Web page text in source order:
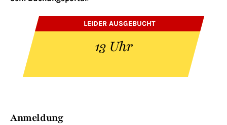
LEIDER AUSGEBUCHT
13 Uhr
Anmeldung